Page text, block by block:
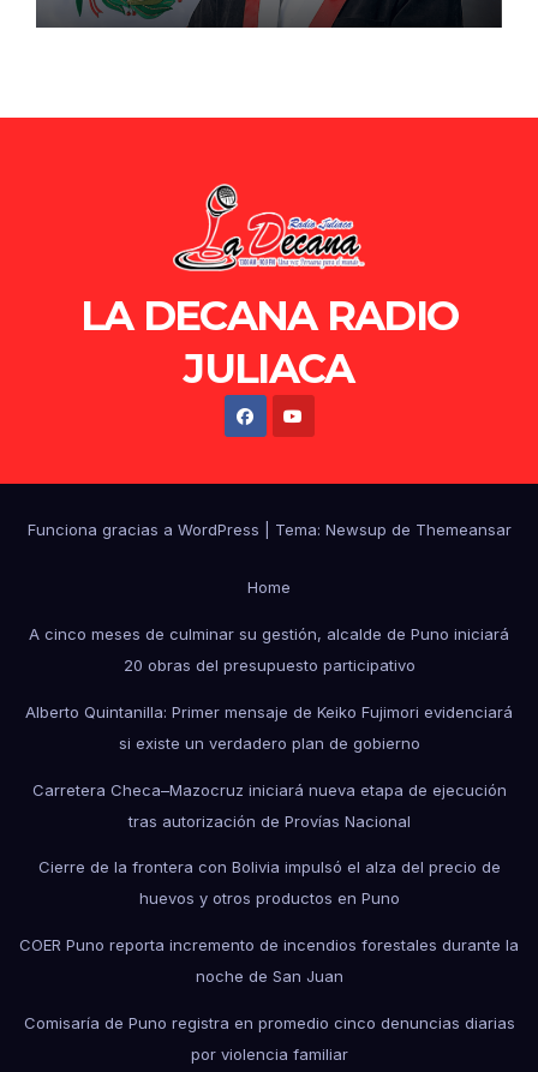
LA DECANA RADIO
JULIACA
Funciona gracias a WordPress Tema: Newsup de Themeansar
Home
A cinco meses de culminar su gestión, alcalde de Puno iniciará
20 obras del presupuesto participativo
Alberto Quintanilla: Primer mensaje de Keiko Fujimori evidenciará
si existe un verdadero plan de gobierno
Carretera Checa–Mazocruz iniciará nueva etapa de ejecución
tras autorización de Provías Nacional
Cierre de la frontera con Bolivia impulsó el alza del precio de
huevos y otros productos en Puno
COER Puno reporta incremento de incendios forestales durante la
noche de San Juan
Comisaría de Puno registra en promedio cinco denuncias diarias
por violencia familiar